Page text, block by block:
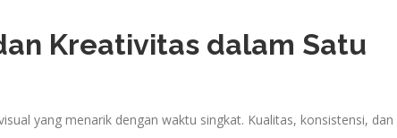
Kreativitas dalam Satu
yang menarik dengan waktu singkat. Kualitas, konsistensi, dan